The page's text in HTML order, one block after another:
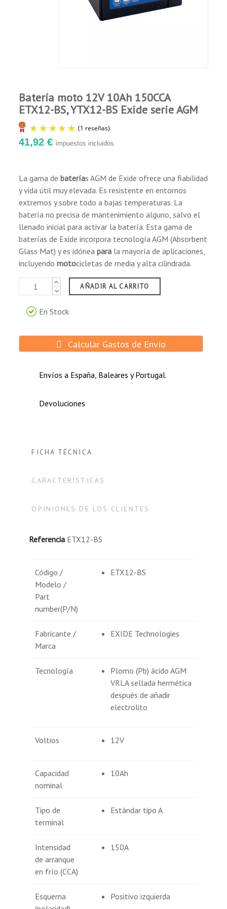
Batería moto 12V 10Ah 150CCA
ETX12-BS, YTX12-BS Exide serie AGM
(1 reseñas)
41,92 € impuestos incluidos
La gama debaterías AGM de Exide ofrece una fiabilidad
y vida útil muy elevada. Es resistente en entornos
extremos y sobre todo a bajas temperaturas. La
batería no precisa de mantenimiento alguno, salvo el
llenado inicial para activar la batería. Esta gama de
baterías de Exide incorpora tecnología AGM (Absorbent
Glass Mat) y es idóneapara la mayoría de aplicaciones,
incluyendomotocicletas de media y alta cilindrada.
AÑADIR AL CARRITO
En Stock
Calcular Gastos de Envío
Envíos a España, Baleares y Portugal.
Devoluciones
FICHA TÉCNICA
CARACTERÍSTICAS
OPINIONES DE LOS CLIENTES
Referencia ETX12-BS
Código /
Modelo /
Part
number(P/N)
ETX12-BS
Fabricante /
Marca
EXIDE Technologies
Tecnología
Plomo (Pb) ácido AGM
VRLA sellada hermética
después de añadir
electrolito
Voltios 12V
Capacidad
nominal
10Ah
Tipo de
terminal
Estándar tipo A
Intensidad
de arranque
en frío (CCA)
150A
Esquema
Positivo izquierda
Incluye pack de botellines de electrolito.
Permite el montaje en posición vertical y
Comprador Verificado
Publicado el 7/29/22, 2:54 PM